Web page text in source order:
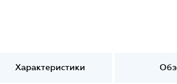
Характеристики